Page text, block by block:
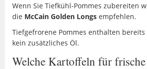
Wenn Sie Tiefkühl-Pommes zubereiten
die McCain Golden Longs empfehlen.
Tiefgefrorene Pommes enthalten
kein zusätzliches Öl.
Welche Kartoffeln für